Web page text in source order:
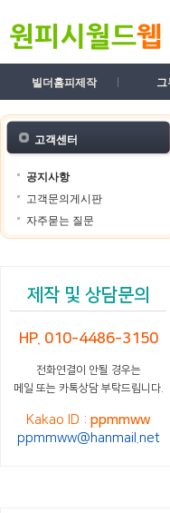
빌더홈피제작
고객센터
공지사항
고객문의게시판
자주묻는 질문
제작 및 상담문의
HP. 010-4486-3150
전화연결이 안될 경우는
메일 또는 카톡상담 부탁드립니다.
Kakao ID :ppmmww
ppmmww@hanmail.net